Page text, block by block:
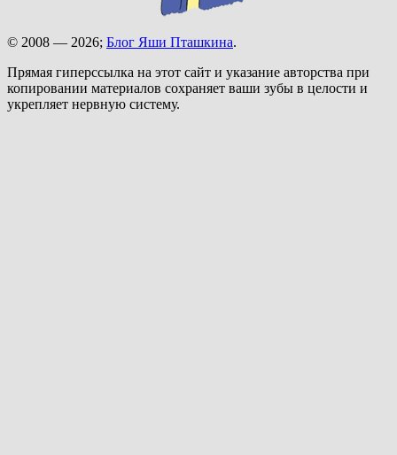
© 2008 — 2026; Блог Яши Пташкина.
Прямая гиперссылка на этот сайт и указание авторства при
копировании материалов сохраняет ваши зубы в целости и
укрепляет нервную систему.